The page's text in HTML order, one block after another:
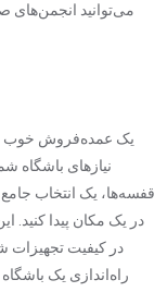
می‌توانید انجمن‌های
یک عمده‌فروش خوب
نیازهای باشگاه
قفسه‌ها، یک انتخاب جامع
در یک مکان پیدا کنید.
در کیفیت تجهیزات
راه‌اندازی یک